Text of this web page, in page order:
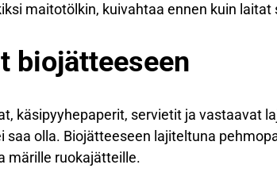
maitotölkin, kuivahtaa ennen kuin laitat
biojätteeseen
käsipyyhepaperit, servietit ja vastaavat
olla. Biojätteeseen lajiteltuna
märille ruokajätteille.